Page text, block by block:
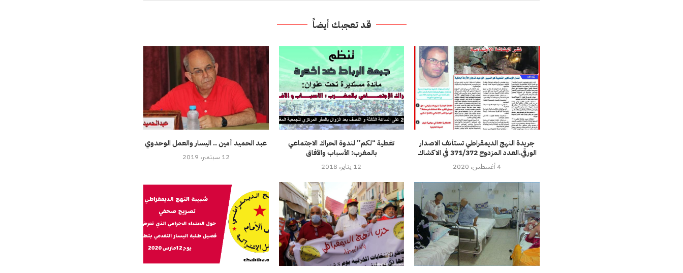
قد تعجبك أيضاً
عبد الحميد أمين .. اليسار والعمل الوحدوي
12 سبتمبر، 2019
تغطية “لكم” لندوة الحراك الاجتماعي
بالمغرب: الأسباب والآفاق
12 يناير، 2018
جريدة النهج الديمقراطي تستأنف الاصدار
الورقي.العدد المزدوج 371/372 في الاكشاك
4 أغسطس، 2020